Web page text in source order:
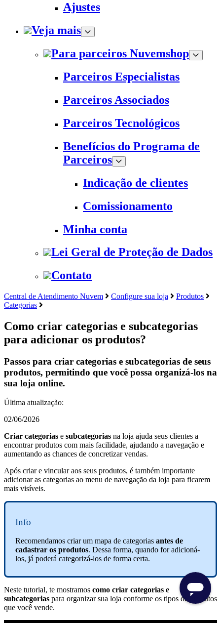
Ajustes
Veja mais
Para parceiros Nuvemshop
Parceiros Especialistas
Parceiros Associados
Parceiros Tecnológicos
Benefícios do Programa de
Parceiros
Indicação de clientes
Comissionamento
Minha conta
Lei Geral de Proteção de Dados
Contato
Central de Atendimento Nuvem Configure sua loja
Produtos
Categorias
Como criar categorias e subcategorias
para adicionar os produtos?
Passos para criar categorias e subcategorias de seus
produtos, permitindo que você possa organizá-los na
sua loja online.
Última atualização:
02/06/2026
Criar categorias e subcategorias na loja ajuda seus clientes a
encontrar produtos com mais facilidade, ajudando a navegação e
aumentando as chances de concretizar vendas.
Após criar e vincular aos seus produtos, é também importante
adicionar as categorias ao menu de navegação da loja para ficarem
mais visíveis.
Info
Recomendamos criar um mapa de categorias antes de
cadastrar os produtos. Dessa forma, quando for adicioná-
los, já poderá categorizá-los de forma certa.
Neste tutorial, te mostramos como criar categorias e
subcategorias para organizar sua loja conforme os tipos de produtos
que você vende.